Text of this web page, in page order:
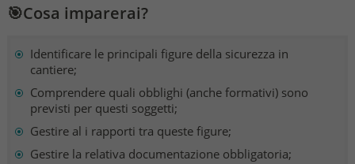
🎯Cosa imparerai?
Identificare le principali figure della sicurezza in
cantiere;
Comprendere quali obblighi (anche formativi) sono
previsti per questi soggetti;
Gestire al i rapporti tra queste figure;
Gestire la relativa documentazione obbligatoria;